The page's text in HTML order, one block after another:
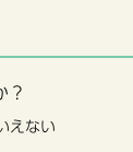
？
えない